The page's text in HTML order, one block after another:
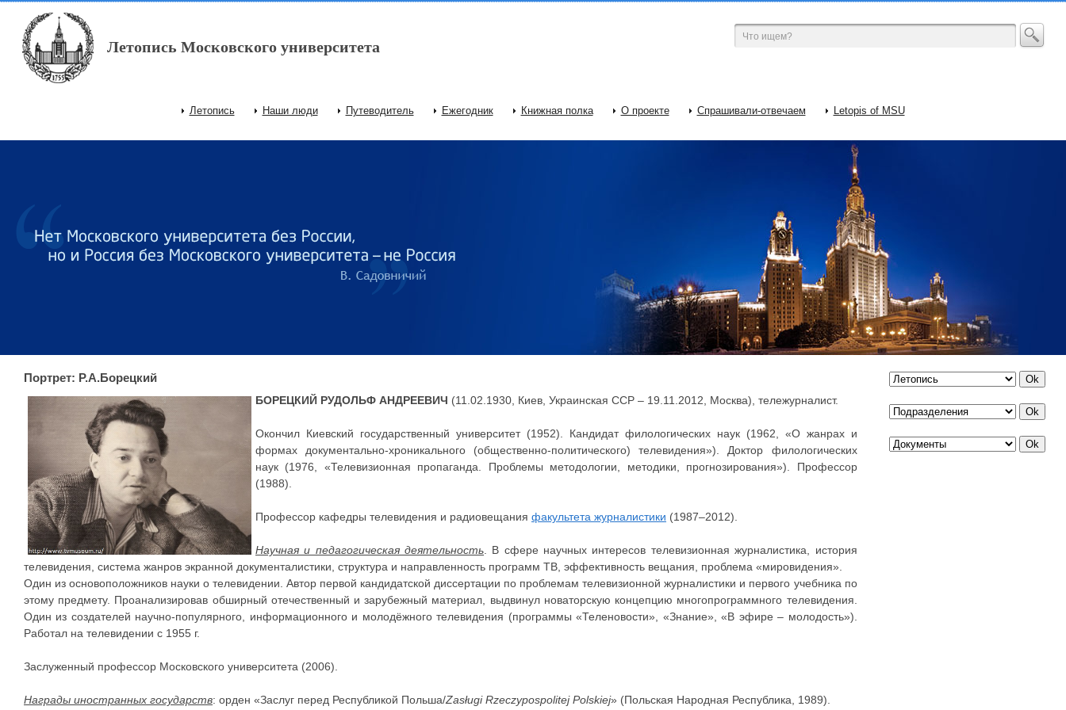
Перейти к основному содержанию
Летопись Московского университета
Главное меню
Летопись Наши люди Путеводитель Ежегодник Книжная полка О проекте Спрашивали-отвечаем Letopis of MSU
Портрет: Р.А.Борецкий
БОРЕЦКИЙ РУДОЛЬФ АНДРЕЕВИЧ (11.02.1930, Киев, Украинская ССР – 19.11.2012, Москва), тележурналист.
Окончил Киевский государственный университет (1952). Кандидат филологических наук (1962, «О жанрах и
формах документально-хроникального (общественно-политического) телевидения»). Доктор филологических
наук (1976, «Телевизионная пропаганда. Проблемы методологии, методики, прогнозирования»). Профессор
(1988).
Профессор кафедры телевидения и радиовещания факультета журналистики (1987–2012).
Научная и педагогическая деятельность . В сфере научных интересов телевизионная журналистика, история
телевидения, система жанров экранной документалистики, структура и направленность программ ТВ, эффективность вещания, проблема «мировидения».
Один из основоположников науки о телевидении. Автор первой кандидатской диссертации по проблемам телевизионной журналистики и первого учебника по
этому предмету. Проанализировав обширный отечественный и зарубежный материал, выдвинул новаторскую концепцию многопрограммного телевидения.
Один из создателей научно-популярного, информационного и молодёжного телевидения (программы «Теленовости», «Знание», «В эфире – молодость»).
Работал на телевидении с 1955 г.
Заслуженный профессор Московского университета (2006).
Награды иностранных государств: орден «Заслуг перед Республикой Польша/Zasługi Rzeczypospolitej Polskiej» (Польская Народная Республика, 1989).